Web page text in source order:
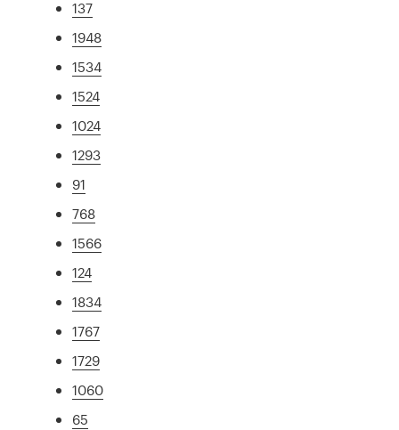
137
1948
1534
1524
1024
1293
91
768
1566
124
1834
1767
1729
1060
65